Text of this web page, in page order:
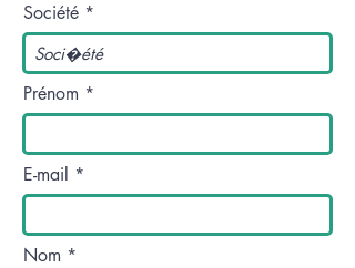
Société
Prénom
E-mail
Nom